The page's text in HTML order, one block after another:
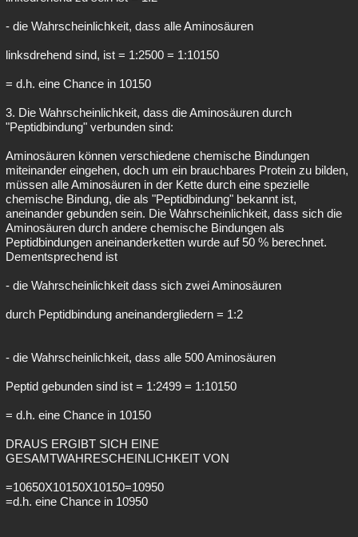
- die Wahrscheinlichkeit, dass alle Aminosäuren
linksdrehend sind, ist = 1:2500 = 1:10150
= d.h. eine Chance in 10150
3. Die Wahrscheinlichkeit, dass die Aminosäuren durch
"Peptidbindung" verbunden sind:
Aminosäuren können verschiedene chemische Bindungen
miteinander eingehen, doch um ein brauchbares Protein zu bilden,
müssen alle Aminosäuren in der Kette durch eine spezielle
chemische Bindung, die als "Peptidbindung" bekannt ist,
aneinander gebunden sein. Die Wahrscheinlichkeit, dass sich die
Aminosäuren durch andere chemische Bindungen als
Peptidbindungen aneinanderketten wurde auf 50 % berechnet.
Dementsprechend ist
- die Wahrscheinlichkeit dass sich zwei Aminosäuren
durch Peptidbindung aneinandergliedern = 1:2
- die Wahrscheinlichkeit, dass alle 500 Aminosäuren
Peptid gebunden sind ist = 1:2499 = 1:10150
= d.h. eine Chance in 10150
DRAUS ERGIBT SICH EINE
GESAMTWAHRESCHEINLICHKEIT VON
=10650X10150X10150=10950
=d.h. eine Chance in 10950